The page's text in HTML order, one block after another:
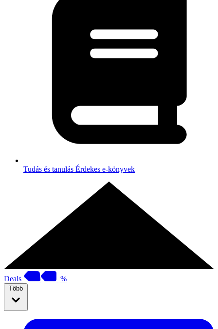
Tudás és tanulás Érdekes e-könyvek
Deals %
Több